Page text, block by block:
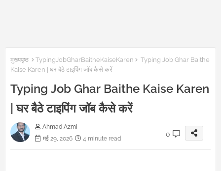
मुख्यपृष्ठ TypingJobGharBaitheKaiseKaren
Typing Job Ghar Baithe
Kaise Karen | घर बैठे टाइपिंग जॉब कैसे करें
Typing Job Ghar Baithe Kaise Karen
| घर बैठे टाइपिंग जॉब कैसे करें
Ahmad Azmi
मई 29, 2026
4 minute read
0